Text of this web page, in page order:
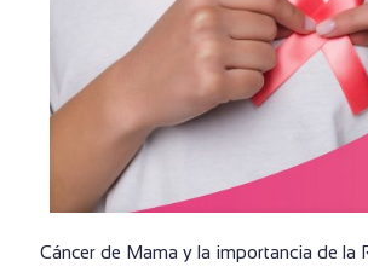
Cáncer de Mama y la importancia de la